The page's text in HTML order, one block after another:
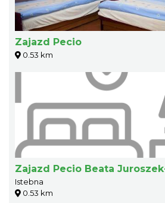
Zajazd Pecio
0.53 km
Zajazd Pecio Beata
Istebna
0.53 km